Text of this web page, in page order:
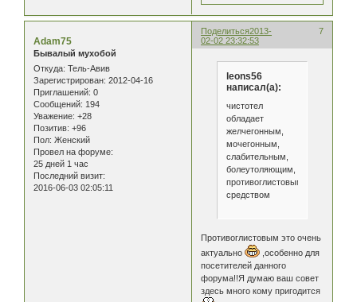
Поделиться 7
2013-
02-02 23:32:53
Adam75
Бывалый мухобой
Откуда: Тель-Авив
Зарегистрирован: 2012-04-16
Приглашений: 0
Сообщений: 194
Уважение: +28
Позитив: +96
Пол: Женский
Провел на форуме:
25 дней 1 час
Последний визит:
2016-06-03 02:05:11
leons56
написал(а):
чистотел
обладает
желчегонным,
мочегонным,
слабительным,
болеутоляющим,
противоглистовым
средством
Противоглистовым это очень
актуально
,особенно для
посетителей данного
форума!!Я думаю ваш совет
здесь много кому пригодится